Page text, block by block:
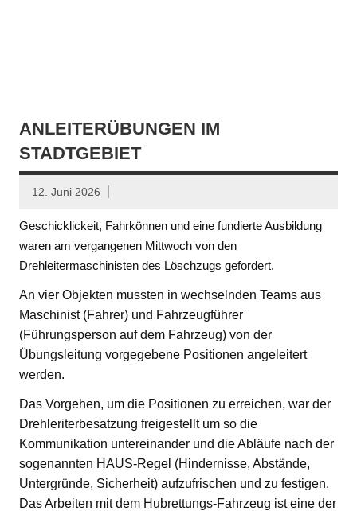
ANLEITERÜBUNGEN IM
STADTGEBIET
12. Juni 2026
Geschicklickeit, Fahrkönnen und eine fundierte Ausbildung
waren am vergangenen Mittwoch von den
Drehleitermaschinisten des Löschzugs gefordert.
An vier Objekten mussten in wechselnden Teams aus
Maschinist (Fahrer) und Fahrzeugführer
(Führungsperson auf dem Fahrzeug) von der
Übungsleitung vorgegebene Positionen angeleitert
werden.
Das Vorgehen, um die Positionen zu erreichen, war der
Drehleriterbesatzung freigestellt um so die
Kommunikation untereinander und die Abläufe nach der
sogenannten HAUS-Regel (Hindernisse, Abstände,
Untergründe, Sicherheit) aufzufrischen und zu festigen.
Das Arbeiten mit dem Hubrettungs-Fahrzeug ist eine der